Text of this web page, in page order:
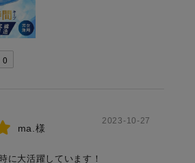
0
ma.様
2023-10-27
に大活躍しています！